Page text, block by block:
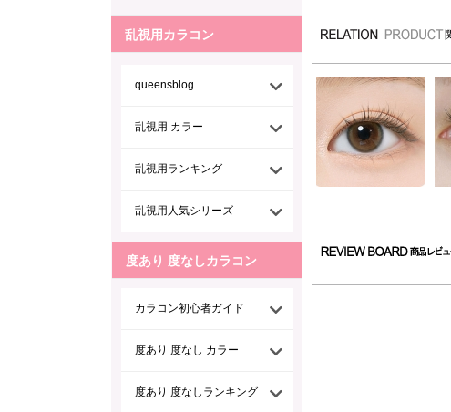
乱視用カラコン
queensblog
乱視用 カラー
乱視用ランキング
乱視用人気シリーズ
度あり 度なしカラコン
カラコン初心者ガイド
度あり 度なし カラー
度あり 度なしランキング